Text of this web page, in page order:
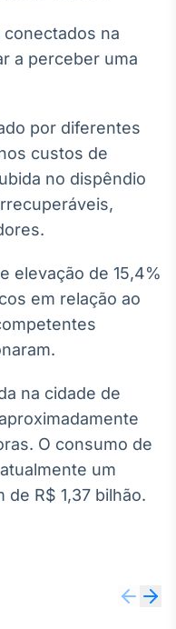
para
de
de
e
e
de
e
na
a perceber uma
por diferentes
custos de
no dispêndio
elevação de 15,4%
em relação ao
na cidade de
O consumo de
um
R$ 1,37 bilhão.